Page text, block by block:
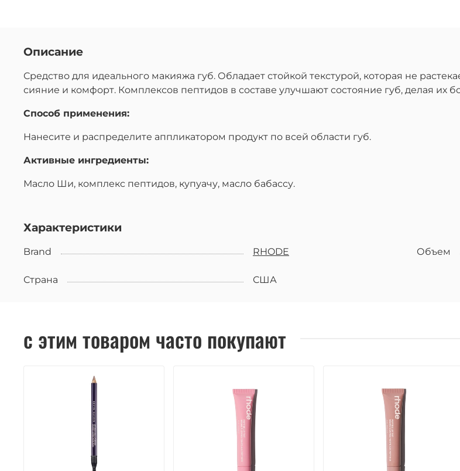
Описание
Средство для идеального макияжа губ. Обладает стойкой текстурой, которая не
сияние и комфорт. Комплексов пептидов в составе улучшают состояние губ, делая их
Способ применения:
Нанесите и распределите аппликатором продукт по всей области губ.
Активные ингредиенты:
Масло Ши, комплекс пептидов, купуачу, масло бабассу.
Характеристики
Brand RHODE Объем
Страна США
с этим товаром часто покупают